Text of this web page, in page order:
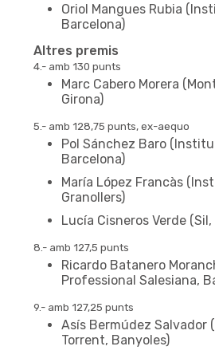
Oriol Mangues Rubia
Barcelona)
Altres premis
4.- amb 130 punts
Marc Cabero Morera
Girona)
5.- amb 128,75 punts, ex-aequo
Pol Sánchez Baro
Barcelona)
María López Francàs
Granollers)
Lucía Cisneros Verde
8.- amb 127,5 punts
Ricardo Batanero
Professional Salesiana,
9.- amb 127,25 punts
Asís Bermúdez Salvador
Torrent, Banyoles)